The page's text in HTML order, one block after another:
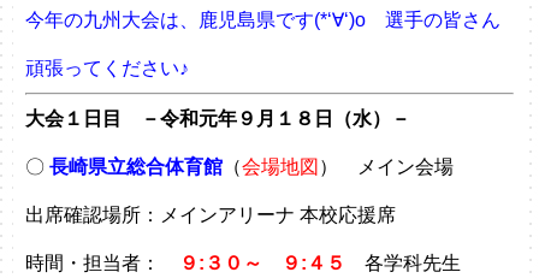
今年の九州大会は、鹿児島県です(*‘∀‘)o 選手の皆さん
頑張ってください♪
大会１日目 －令和元年９月１８日（水）－
〇 長崎県立総合体育館 （会場地図 ） メイン会場
出席確認場所：メインアリーナ 本校応援席
時間・担当者： ９:３０～ ９:４５ 各学科先生